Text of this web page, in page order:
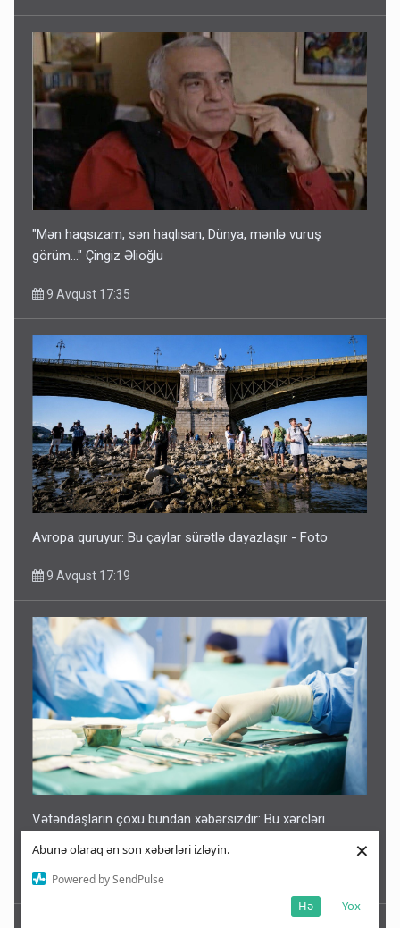
Abunə olaraq ən son xəbərləri izləyin.
Powered by SendPulse
Yox
Hə
×
"Mən haqsızam, sən haqlısan, Dünya, mənlə vuruş
görüm..." Çingiz Əlioğlu
9 Avqust 17:35
Avropa quruyur: Bu çaylar sürətlə dayazlaşır - Foto
9 Avqust 17:19
Vətəndaşların çoxu bundan xəbərsizdir: Bu xərcləri
9 Avqust 16:37